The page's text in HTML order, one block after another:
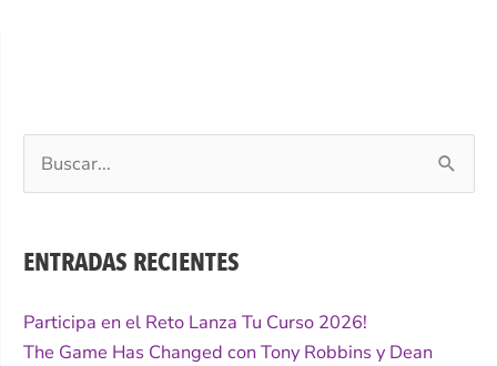
Buscar
por:
ENTRADAS RECIENTES
Participa en el Reto Lanza Tu Curso 2026!
The Game Has Changed con Tony Robbins y Dean